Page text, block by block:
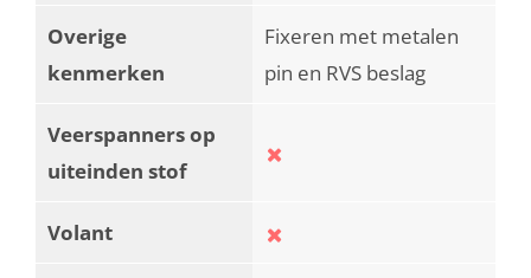
Overige
kenmerken
Fixeren met metalen
pin en RVS beslag
Veerspanners op
uiteinden stof
Volant